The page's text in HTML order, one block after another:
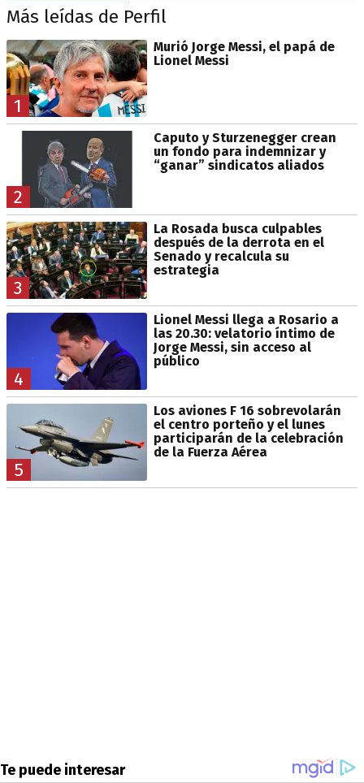
Más leídas de Perfil
1
Murió Jorge Messi, el papá de
Lionel Messi
2
Caputo y Sturzenegger crean
un fondo para indemnizar y
“ganar” sindicatos aliados
3
La Rosada busca culpables
después de la derrota en el
Senado y recalcula su
estrategia
4
Lionel Messi llega a Rosario a
las 20.30: velatorio íntimo de
Jorge Messi, sin acceso al
público
5
Los aviones F 16 sobrevolarán
el centro porteño y el lunes
participarán de la celebración
de la Fuerza Aérea